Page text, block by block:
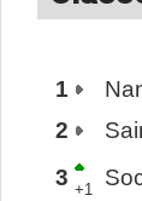
1
2
3 +1